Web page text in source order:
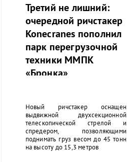
Третий не лишний:
очередной ричстакер
Konecranes пополнил
парк перегрузочной
техники ММПК
«Бронка»
Новый ричстакер оснащен
выдвижной двухсекционной
телескопической стрелой и
спредером, позволяющими
поднимать груз весом до 45 тонн
на высоту до 15,3 метров